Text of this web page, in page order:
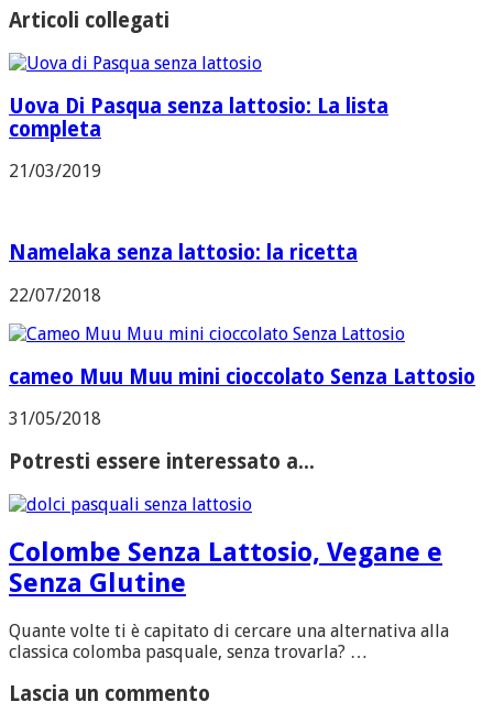
Articoli collegati
Uova Di Pasqua senza lattosio: La lista
completa
21/03/2019
Namelaka senza lattosio: la ricetta
22/07/2018
cameo Muu Muu mini cioccolato Senza Lattosio
31/05/2018
Potresti essere interessato a...
Colombe Senza Lattosio, Vegane e
Senza Glutine
Quante volte ti è capitato di cercare una alternativa alla
classica colomba pasquale, senza trovarla? …
Lascia un commento